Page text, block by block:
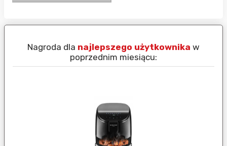
Nagroda dla najlepszego użytkownika w
poprzednim miesiącu: